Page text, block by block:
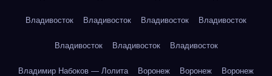
Владивосток Владивосток Владивосток Владивосток
Владивосток Владивосток Владивосток
Владимир Набоков — Лолита Воронеж Воронеж Воронеж